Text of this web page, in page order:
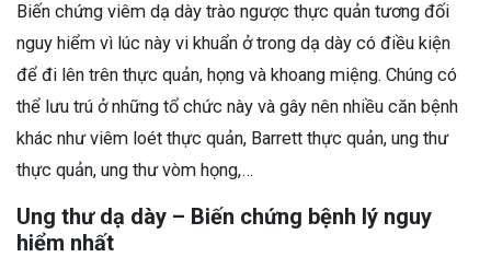
Biến chứng viêm dạ dày trào ngược thực quản tương đối
nguy hiểm vì lúc này vi khuẩn ở trong dạ dày có điều kiện
để đi lên trên thực quản, họng và khoang miệng. Chúng có
thể lưu trú ở những tổ chức này và gây nên nhiều căn bệnh
khác như viêm loét thực quản, Barrett thực quản, ung thư
thực quản, ung thư vòm họng,…
Ung thư dạ dày – Biến chứng bệnh lý nguy
hiểm nhất